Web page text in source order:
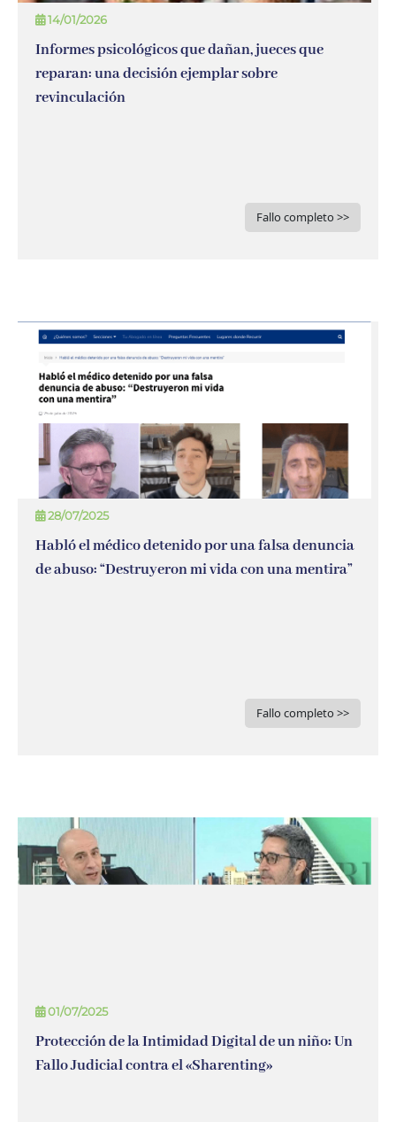
14/01/2026
Informes psicológicos que dañan, jueces que
reparan: una decisión ejemplar sobre
revinculación
Fallo completo >>
28/07/2025
Habló el médico detenido por una falsa denuncia
de abuso: “Destruyeron mi vida con una mentira”
Fallo completo >>
01/07/2025
Protección de la Intimidad Digital de un niño: Un
Fallo Judicial contra el «Sharenting»